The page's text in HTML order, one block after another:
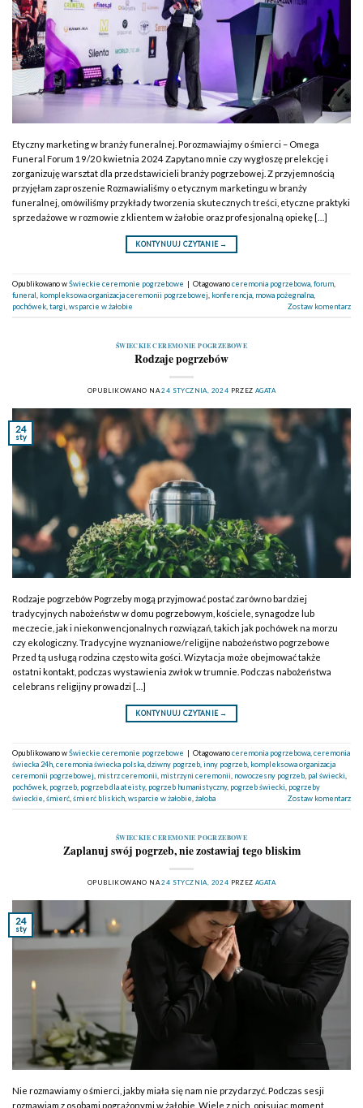
Etyczny marketing w branży funeralnej. Porozmawiajmy o śmierci – Omega
Funeral Forum 19/20 kwietnia 2024 Zapytano mnie czy wygłoszę prelekcję i
zorganizuję warsztat dla przedstawicieli branży pogrzebowej. Z przyjemnością
przyjęłam zaproszenie Rozmawialiśmy o etycznym marketingu w branży
funeralnej, omówiliśmy przykłady tworzenia skutecznych treści, etyczne praktyki
sprzedażowe w rozmowie z klientem w żałobie oraz profesjonalną opiekę […]
KONTYNUUJ CZYTANIE →
Opublikowano wŚwieckie ceremonie pogrzebowe | Otagowanoceremonia pogrzebowa forum
funeral kompleksowa organizacja ceremonii pogrzebowej konferencja mowa pożegnalna
pochówek targi wsparcie w żałobie Zostaw komentarz
ŚWIECKIE CEREMONIE POGRZEBOWE
Rodzaje pogrzebów
OPUBLIKOWANO NA24 STYCZNIA, 2024 PRZEZ AGATA
24
sty
Rodzaje pogrzebów Pogrzeby mogą przyjmować postać zarówno bardziej
tradycyjnych nabożeństw w domu pogrzebowym, kościele, synagodze lub
meczecie, jak i niekonwencjonalnych rozwiązań, takich jak pochówek na morzu
czy ekologiczny. Tradycyjne wyznaniowe/religijne nabożeństwo pogrzebowe
Przed tą usługą rodzina często wita gości. Wizytacja może obejmować także
ostatni kontakt, podczas wystawienia zwłok w trumnie. Podczas nabożeństwa
celebrans religijny prowadzi […]
KONTYNUUJ CZYTANIE →
Opublikowano wŚwieckie ceremonie pogrzebowe | Otagowanoceremonia pogrzebowa ceremonia
świecka 24h ceremonia świecka polska dziwny pogrzeb inny pogrzeb kompleksowa organizacja
ceremonii pogrzebowej mistrz ceremonii mistrzyni ceremonii nowoczesny pogrzeb pal świecki
pochówek pogrzeb pogrzeb dla ateisty, pogrzeb humanistyczny, pogrzeb świecki pogrzeby
świeckie śmierć śmierć bliskich wsparcie w żałobie żałoba Zostaw komentarz
ŚWIECKIE CEREMONIE POGRZEBOWE
Zaplanuj swój pogrzeb, nie zostawiaj tego bliskim
OPUBLIKOWANO NA24 STYCZNIA, 2024 PRZEZ AGATA
24
sty
Nie rozmawiamy o śmierci, jakby miała się nam nie przydarzyć. Podczas sesji
rozmawiam z osobami pogrążonymi w żałobie. Wiele z nich, opisując moment